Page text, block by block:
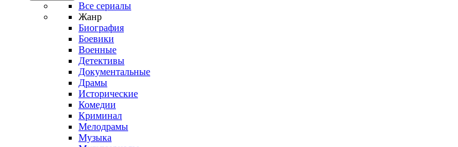
Все сериалы
Жанр
Биография
Боевики
Военные
Детективы
Документальные
Драмы
Исторические
Комедии
Криминал
Мелодрамы
Музыка